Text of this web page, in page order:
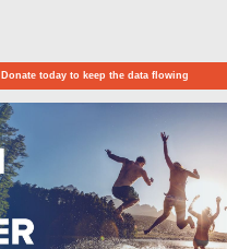
Donate today to keep the data flowing